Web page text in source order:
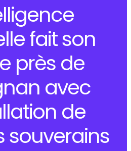
fait son
près de
avec
de
souverains